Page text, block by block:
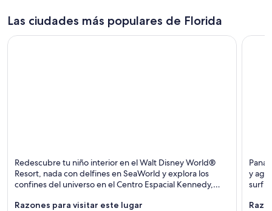
Las ciudades más populares de Florida
Para toda la familia, Compras y Parques temáticos
Redescubre tu niño interior en el Walt Disney World®
Resort, nada con delfines en SeaWorld y explora los
confines del universo en el Centro Espacial Kennedy,
Razones para visitar este lugar
y
surf y